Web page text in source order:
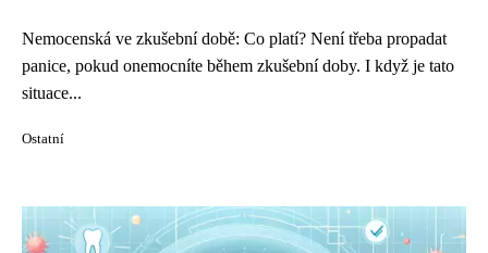
Nemocenská ve zkušební době: Co platí? Není třeba propadat
panice, pokud onemocníte během zkušební doby. I když je tato
situace...
Ostatní